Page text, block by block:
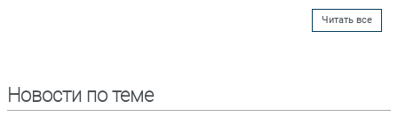
Читать все
Новости по теме